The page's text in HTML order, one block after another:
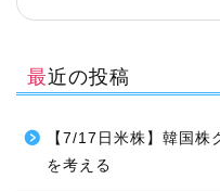
最近の投稿
【7/17日米株】韓国
を考える